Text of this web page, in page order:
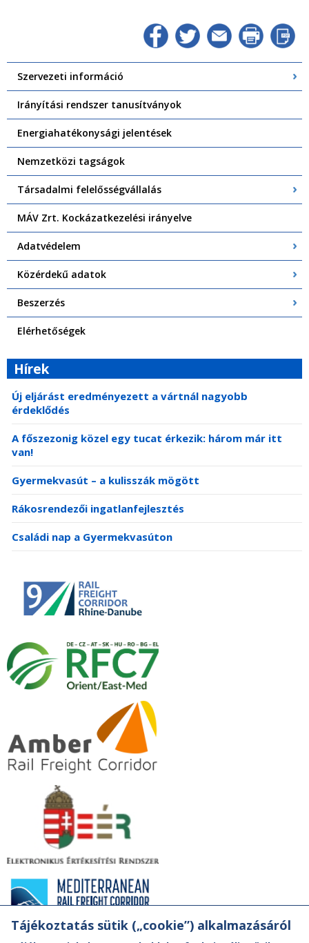
Szervezeti információ
Irányítási rendszer tanusítványok
Energiahatékonysági jelentések
Nemzetközi tagságok
Társadalmi felelősségvállalás
MÁV Zrt. Kockázatkezelési irányelve
Adatvédelem
Közérdekű adatok
Beszerzés
Elérhetőségek
Hírek
Új eljárást eredményezett a vártnál nagyobb
érdeklődés
A főszezonig közel egy tucat érkezik: három már itt
van!
Gyermekvasút – a kulisszák mögött
Rákosrendezői ingatlanfejlesztés
Családi nap a Gyermekvasúton
Tájékoztatás sütik („cookie”) alkalmazásáról